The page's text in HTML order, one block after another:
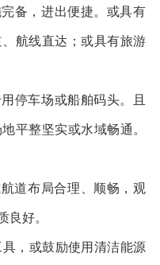
备，进出便捷。或具有
航线直达；或具有旅游
车场或船舶码头。且
平整坚实或水域畅通。
道布局合理、顺畅，观
质良好。
，或鼓励使用清洁能源